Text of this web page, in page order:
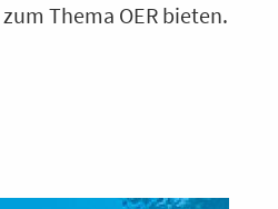
Thema OER bieten.